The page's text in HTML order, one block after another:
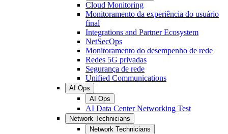
Cloud Monitoring
Monitoramento da experiência do usuário
final
Integrations and Partner Ecosystem
NetSecOps
Monitoramento do desempenho de rede
Redes 5G privadas
Segurança de rede
Unified Communications
AI Ops
AI Ops
AI Data Center Networking Test
Network Technicians
Network Technicians